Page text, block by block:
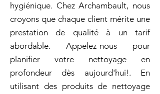
hygiénique. Chez Archambault, nous
croyons que chaque client mérite une
prestation de qualité à un tarif
abordable. Appelez-nous pour
planifier votre nettoyage en
profondeur dès aujourd'hui!. En
utilisant des produits de nettoyage